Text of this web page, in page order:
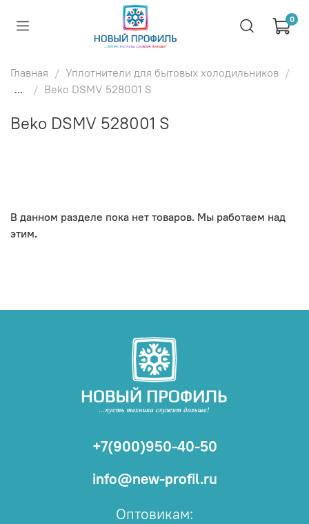
0
Главная
Уплотнители для бытовых холодильников
...
Beko DSMV 528001 S
Beko DSMV 528001 S
В данном разделе пока нет товаров. Мы работаем над
этим.
+7(900)950-40-50
info@new-profil.ru
Оптовикам: